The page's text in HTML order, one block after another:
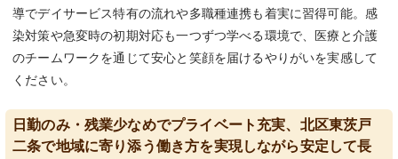
導でデイサービス特有の流れや多職種連携も着実に習得可能。感
染対策や急変時の初期対応も一つずつ学べる環境で、医療と介護
のチームワークを通じて安心と笑顔を届けるやりがいを実感して
ください。
日勤のみ・残業少なめでプライベート充実、北区東茨戸
二条で地域に寄り添う働き方を実現しながら安定して長